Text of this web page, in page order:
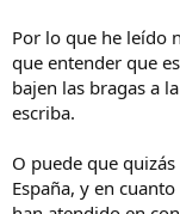
Por lo que he leído
que entender que
bajen las bragas a
escriba.
O puede que
España, y en